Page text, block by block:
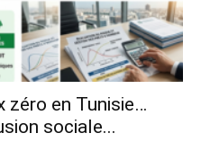
zéro en Tunisie…
sociale...